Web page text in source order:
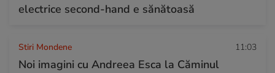
electrice second-hand e sănătoasă
Stiri Mondene 11:03
Noi imagini cu Andreea Esca la Căminul